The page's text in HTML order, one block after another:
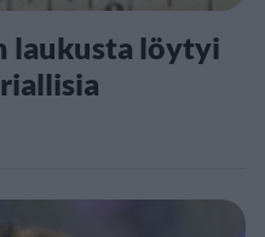
laukusta löytyi